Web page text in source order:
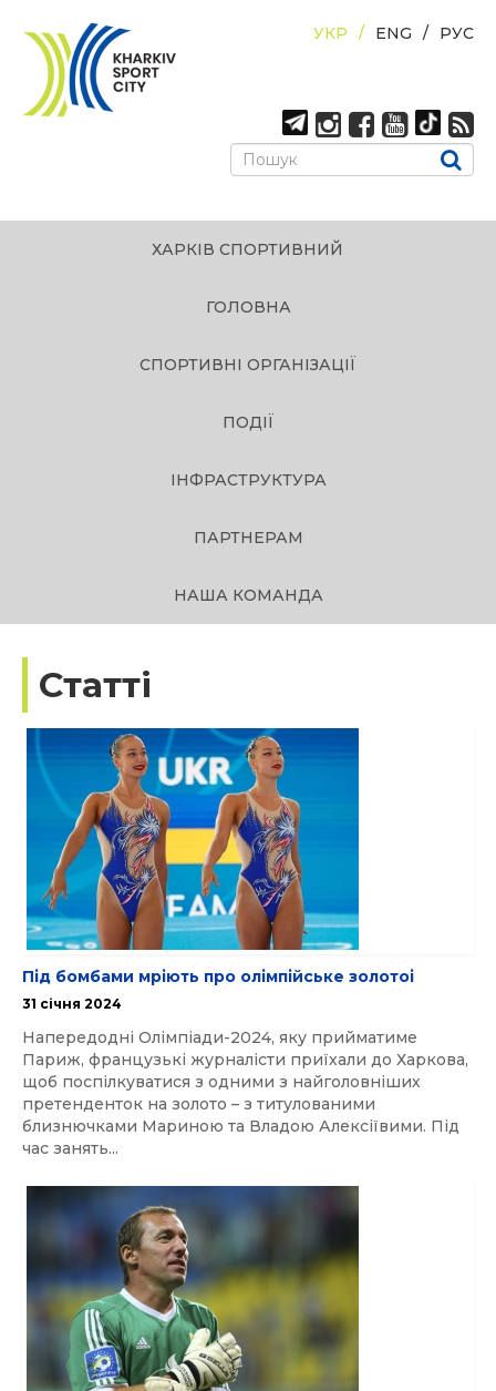
РУС
ENG
УКР
ХАРКІВ СПОРТИВНИЙ
ГОЛОВНА
СПОРТИВНІ ОРГАНІЗАЦІЇ
ПОДІЇ
ІНФРАСТРУКТУРА
ПАРТНЕРАМ
НАША КОМАНДА
Статті
Під бомбами мріють про олімпійське золотоі
31 cічня 2024
Напередодні Олімпіади-2024, яку прийматиме
Париж, французькі журналісти приїхали до Харкова,
щоб поспілкуватися з одними з найголовніших
претенденток на золото – з титулованими
близнючками Мариною та Владою Алексіївими. Під
час занять...